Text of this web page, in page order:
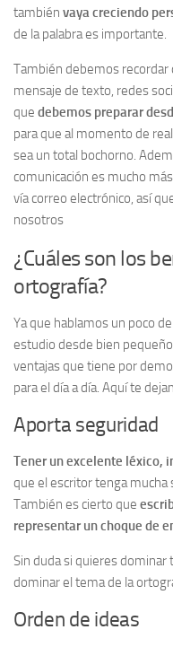
también vaya creciendo
de la palabra es importante.
También debemos
mensaje de texto, redes
que debemos preparar
para que al momento de
sea un total bochorno.
comunicación es mucho
vía correo electrónico, así
nosotros
¿Cuáles son los
ortografía?
Ya que hablamos un poco
estudio desde bien
ventajas que tiene por
para el día a día. Aquí te
Aporta seguridad
Tener un excelente léxico,
que el escritor tenga
También es cierto que
representar un choque de
Sin duda si quieres
dominar el tema de la
Orden de ideas